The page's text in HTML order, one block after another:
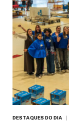
DESTAQUES DO DIA